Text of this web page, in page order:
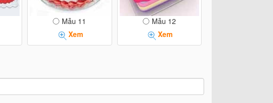
Mẫu 11
Xem
Mẫu 12
Xem